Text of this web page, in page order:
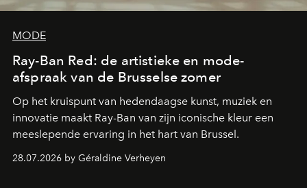
MODE
Ray-Ban Red: de artistieke en mode-
afspraak van de Brusselse zomer
Op het kruispunt van hedendaagse kunst, muziek en
innovatie maakt Ray-Ban van zijn iconische kleur een
meeslepende ervaring in het hart van Brussel.
28.07.2026 by Géraldine Verheyen